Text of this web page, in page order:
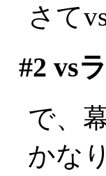
さて
#2 vs
で、
かな